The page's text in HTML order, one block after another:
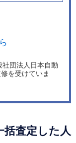
団法人日本自動
を受けていま
括査定した人